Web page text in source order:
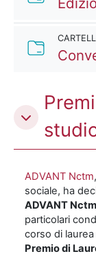
ADVANT Nctm
sociale, ha
ADVANT Nctm
particolari
corso di
Premio di